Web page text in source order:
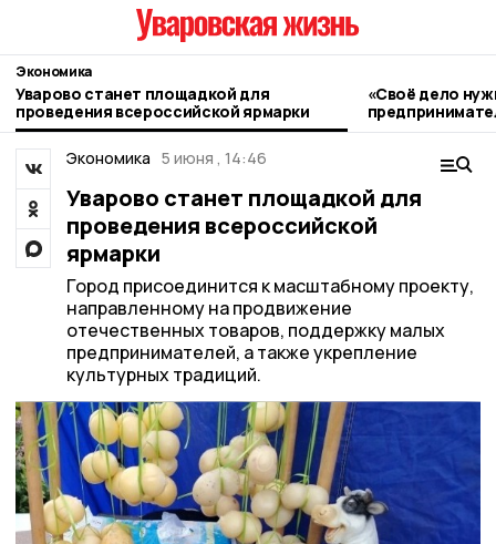
Экономика
Уварово станет площадкой для
проведения всероссийской ярмарки
«Своё дело
становлении
Экономика 5 июня , 14:46
Уварово станет площадкой для
проведения всероссийской
ярмарки
Город присоединится к масштабному проекту,
направленному на продвижение
отечественных товаров, поддержку малых
предпринимателей, а также укрепление
культурных традиций.